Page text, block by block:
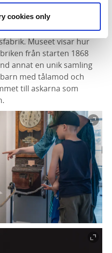
cookies only
och aska i den gamla
delarna till Vulcan,
Museet visar hur
från starten 1868
annat en unik samling
med tålamod och
till askarna som